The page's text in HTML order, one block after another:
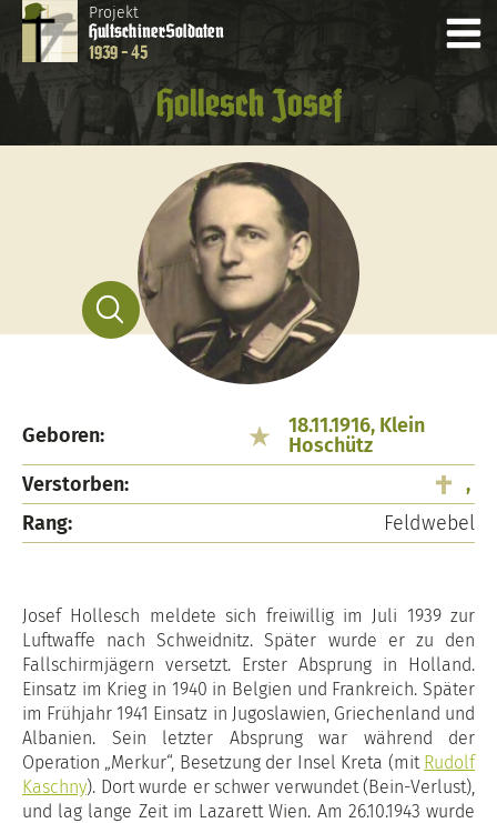
Projekt
HultschinerSoldaten
1939 - 45
Hollesch Josef
Geboren:
18.11.1916, Klein
Hoschütz
Verstorben:
,
Rang:
Feldwebel
Josef Hollesch meldete sich freiwillig im Juli 1939 zur
Luftwaffe nach Schweidnitz. Später wurde er zu den
Fallschirmjägern versetzt. Erster Absprung in Holland.
Einsatz im Krieg in 1940 in Belgien und Frankreich. Später
im Frühjahr 1941 Einsatz in Jugoslawien, Griechenland und
Albanien. Sein letzter Absprung war während der
Operation „Merkur“, Besetzung der Insel Kreta (mit Rudolf
Kaschny). Dort wurde er schwer verwundet (Bein-Verlust),
und lag lange Zeit im Lazarett Wien. Am 26.10.1943 wurde